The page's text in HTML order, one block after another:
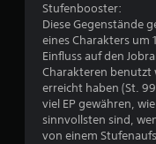
Stufenbooster:
Diese Gegenstände
eines Charakters um
Einfluss auf den
Charakteren benutzt
erreicht haben (St.
viel EP gewähren,
sinnvollsten sind,
von einem